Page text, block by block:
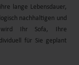
ihre lange Lebensdauer,
nachhaltigen und
wird Ihr Sofa, Ihre
für Sie geplant